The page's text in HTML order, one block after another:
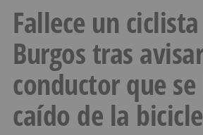
Fallece un
Burgos tras
conductor que
caído de la